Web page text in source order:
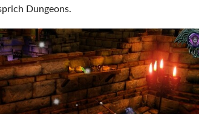
Dungeons.